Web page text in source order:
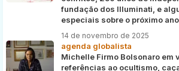
fundação dos Illuminati, e
especiais sobre o próximo ano
14 de novembro de 2025
agenda globalista
Michelle Firmo Bolsonaro em
referências ao ocultismo,